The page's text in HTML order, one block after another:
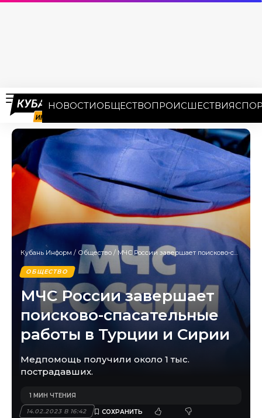
НОВОСТИОБЩЕСТВОПРОИСШЕСТВИЯ
Кубань Информ / Общество / МЧС России завершает поисково-спасательные работы в Турции и Сирии
ОБЩЕСТВО
МЧС России завершает
поисково-спасательные
работы в Турции и Сирии
Медпомощь получили около 1 тыс.
пострадавших.
14.02.2023 В 16:42
1 МИН ЧТЕНИЯ